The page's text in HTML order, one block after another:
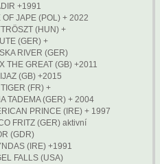
+1991
OF JAPE (POL) + 2022
(HUN) +
(GER) +
RIVER (GER)
THE GREAT (GB) +2011
(GB) +2015
(FR) +
TADEMA (GER) + 2004
PRINCE (IRE) + 1997
FRITZ (GER) aktivní
(GDR)
(IRE) +1991
FALLS (USA)